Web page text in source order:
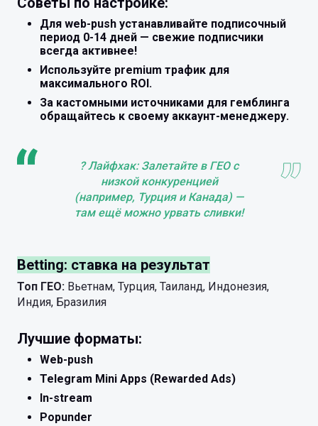
Для web-push устанавливайте подписочный
период 0-14 дней — свежие подписчики
всегда активнее!
Используйте premium трафик для
максимального ROI.
За кастомными источниками для гемблинга
обращайтесь к своему аккаунт-менеджеру.
? Лайфхак: Залетайте в ГЕО с
низкой конкуренцией
(например, Турция и Канада) —
там ещё можно урвать сливки!
Betting: ставка на результат
Топ ГЕО: Вьетнам, Турция, Таиланд, Индонезия,
Индия, Бразилия
Лучшие форматы:
Web-push
Telegram Mini Apps (Rewarded Ads)
In-stream
Popunder